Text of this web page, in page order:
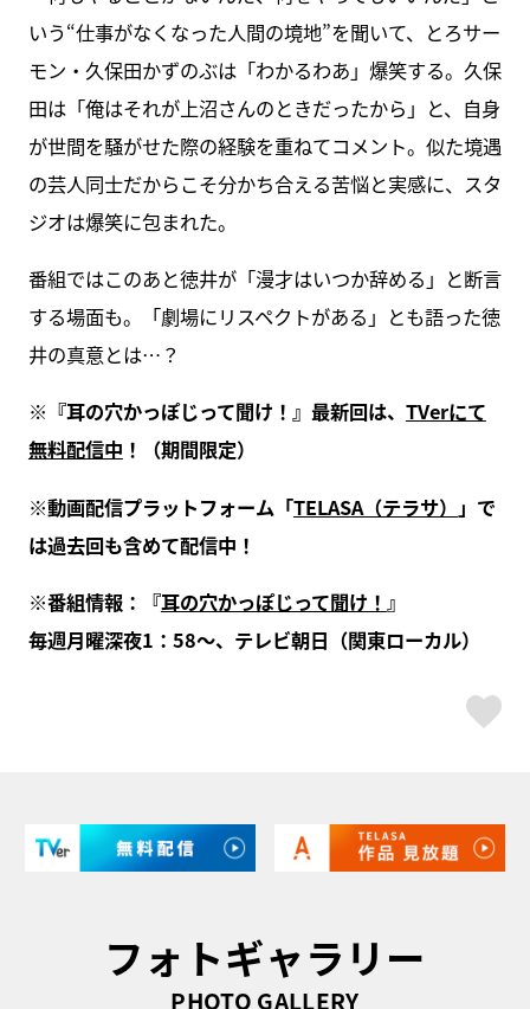
いう“仕事がなくなった人間の境地”を聞いて、とろサー
モン・久保田かずのぶは「わかるわあ」爆笑する。久保
田は「俺はそれが上沼さんのときだったから」と、自身
が世間を騒がせた際の経験を重ねてコメント。似た境遇
の芸人同士だからこそ分かち合える苦悩と実感に、スタ
ジオは爆笑に包まれた。
番組ではこのあと徳井が「漫才はいつか辞める」と断言
する場面も。「劇場にリスペクトがある」とも語った徳
井の真意とは…？
※『耳の穴かっぽじって聞け！』最新回は、 TVerにて
無料配信中 ！（期間限定）
※動画配信プラットフォーム「TELASA（テラサ） 」で
は過去回も含めて配信中！
※番組情報：『耳の穴かっぽじって聞け！ 』
毎週月曜深夜1：58～、テレビ朝日（関東ローカル）
フォトギャラリー
PHOTO GALLERY